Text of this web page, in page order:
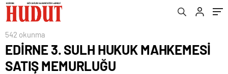
542 okunma
EDİRNE 3. SULH HUKUK MAHKEMESİ
SATIŞ MEMURLUĞU